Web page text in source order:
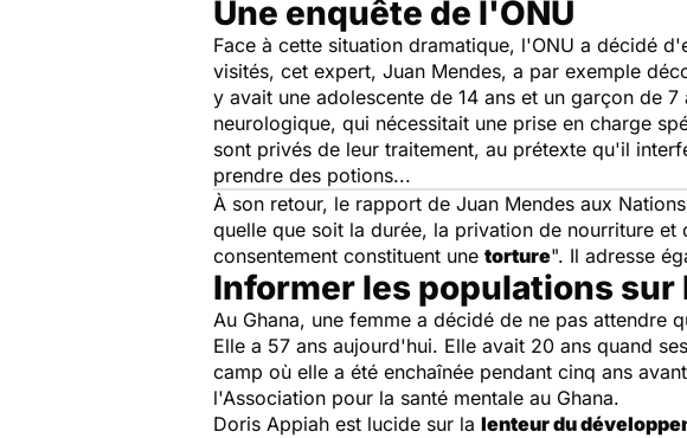
Une enquête de l'ONU
Face à cette situation dramatique, l'ONU a décidé
visités, cet expert, Juan Mendes, a par exemple
y avait une adolescente de 14 ans et un garçon de
neurologique, qui nécessitait une prise en charge
sont privés de leur traitement, au prétexte qu'il
prendre des potions...
À son retour, le rapport de Juan Mendes aux
quelle que soit la durée, la privation de nourriture
consentement constituent une torture". Il adresse
Informer les populations
Au Ghana, une femme a décidé de ne pas attendre
Elle a 57 ans aujourd'hui. Elle avait 20 ans quand ses
camp où elle a été enchaînée pendant cinq ans
l'Association pour la santé mentale au Ghana.
Doris Appiah est lucide sur la lenteur du